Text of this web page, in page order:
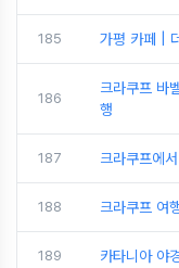
185 가평 카페 |
186
크라쿠프 바
행
187 크라쿠프에
188 크라쿠프 여
189 카타니아 야